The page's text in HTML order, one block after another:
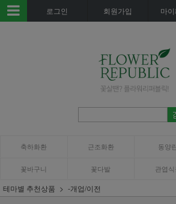
로그인 회원가입 마
축하화환 근조화환 동양
꽃바구니 꽃다발 관엽식
테마별 추천상품 -개업/이전